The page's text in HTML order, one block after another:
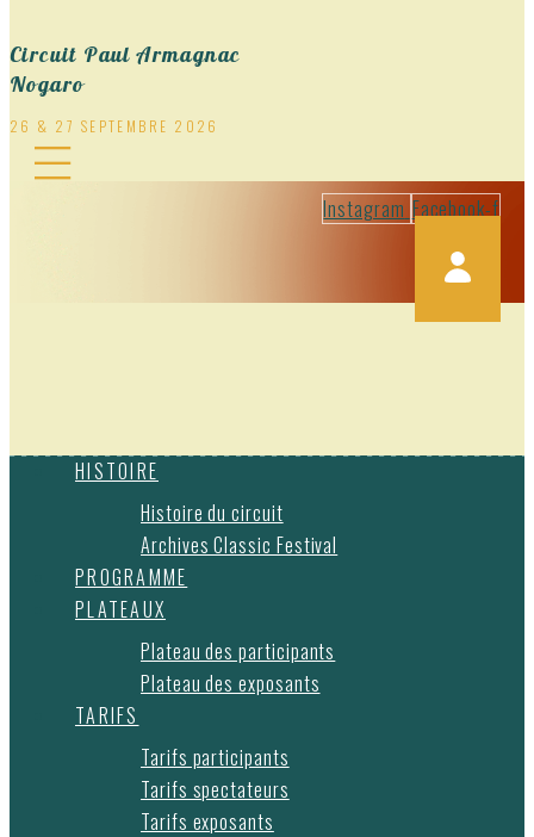
Circuit Paul Armagnac
Nogaro
26 & 27 SEPTEMBRE 2026
Instagram Facebook-f
HISTOIRE
Histoire du circuit
Archives Classic Festival
PROGRAMME
PLATEAUX
Plateau des participants
Plateau des exposants
TARIFS
Tarifs participants
Tarifs spectateurs
Tarifs exposants